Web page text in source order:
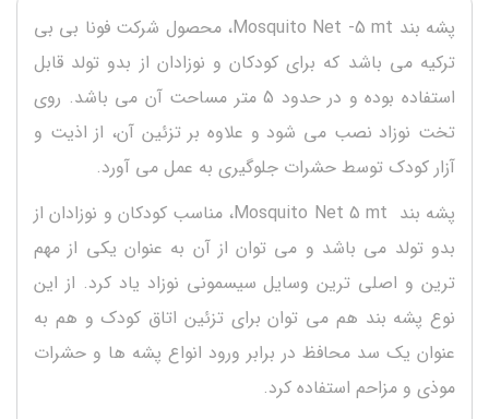
پشه بند Mosquito Net -5 mt، محصول شرکت فونا بی بی
ترکیه می باشد که برای کودکان و نوزادان از بدو تولد قابل
استفاده بوده و در حدود 5 متر مساحت آن می باشد. روی
تخت نوزاد نصب می شود و علاوه بر تزئین آن، از اذیت و
آزار کودک توسط حشرات جلوگیری به عمل می آورد.
پشه بند Mosquito Net 5 mt، مناسب کودکان و نوزادان از
بدو تولد می باشد و می توان از آن به عنوان یکی از مهم
ترین و اصلی ترین وسایل سیسمونی نوزاد یاد کرد. از این
نوع پشه بند هم می توان برای تزئین اتاق کودک و هم به
عنوان یک سد محافظ در برابر ورود انواع پشه ها و حشرات
موذی و مزاحم استفاده کرد.